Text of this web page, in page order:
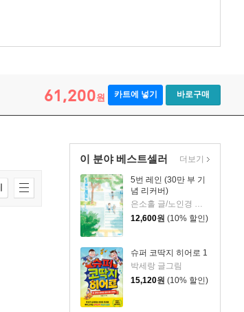
61,200원 카트에 넣기 바로구매
이 분야 베스트셀러
5번 레인 (30만 부 기
념 리커버)
은소홀 글/노인경 그림
12,600원 (10% 할인)
슈퍼 코딱지 히어로 1
박세랑 글그림
15,120원 (10% 할인)
더보기